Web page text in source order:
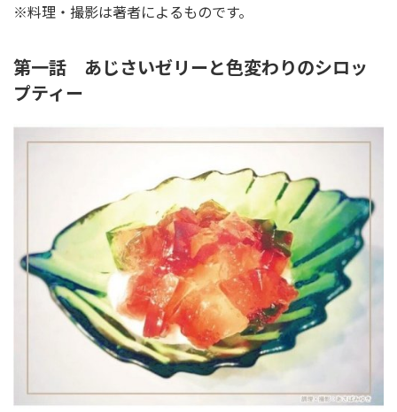
※料理・撮影は著者によるものです。
第一話 あじさいゼリーと色変わりのシロッ
プティー